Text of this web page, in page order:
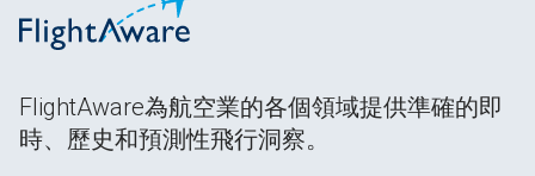
FlightAware為航空業的各個領域提供準確的即
時、歷史和預測性飛行洞察。